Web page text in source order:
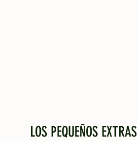
LOS PEQUEÑOS EXTRAS